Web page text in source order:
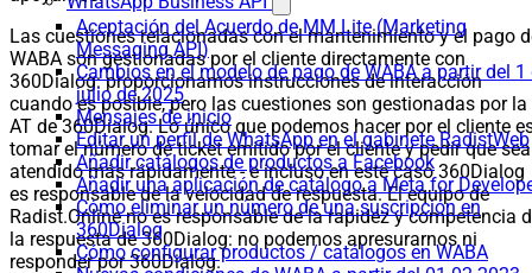
Aceptación del Acuerdo de MM Lite (Marketing
Messaging API)
Cambios en el modelo de pago de WABA a partir del 1
julio de 2025
Mensajes de inicio
Editar un perfil de WhatsApp en el gabinete RadistWeb
Añadir catálogos de productos a Facebook
Añadir una aplicación de catálogo a Meta for
Cómo eliminar un número de una suscripción en
360Dialog
Cómo configurar productos / catálogos en WABA
Las cuestiones relacionadas con el mantenimiento y el pago
WABA son gestionadas por el cliente directamente con
360Dialog: proporcionamos instrucciones de interacción
cuando es posible, pero las cuestiones son gestionadas por la
AT de 360Dialog. Lo único que podemos hacer por el cliente
tomar el número de ticket emitido por el cliente y pedir que sea
atendido más rápidamente - e incluso en este caso 360Dialog
es responsable de la velocidad de respuesta. El equipo de
Radist.Online no es responsable de la rapidez y competencia
la respuesta de 360Dialog: no podemos apresurarnos ni
responder por 360Dialog.